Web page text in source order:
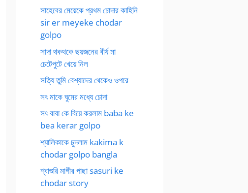
সাহেবের মেয়েকে প্রথম চোদার কাহিনি
sir er meyeke chodar
golpo
সাদা থকথকে ছয়জনের বীর্য মা
চেটেপুটে খেয়ে নিল
সত্যি তুমি বেশ্যাদের থেকেও ওপরে
সৎ মাকে ঘুমের মধ্যে চোদা
সৎ বাবা কে বিয়ে করলাম baba ke
bea kerar golpo
শ্যালিকাকে চুদলাম kakima k
chodar golpo bangla
শ্বাশুরি মাগীর পাছা sasuri ke
chodar story